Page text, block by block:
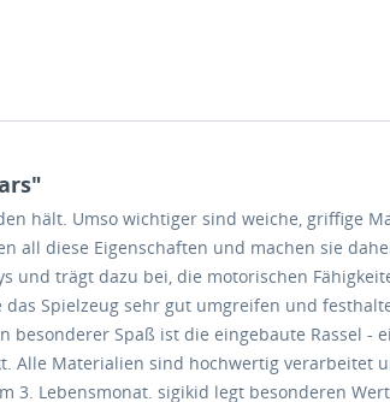
hält. Umso wichtiger sind weiche, griffige
all diese Eigenschaften und machen sie
und trägt dazu bei, die motorischen
Spielzeug sehr gut umgreifen und
Spaß ist die eingebaute Rassel -
Alle Materialien sind hochwertig verarbeitet
3. Lebensmonat. sigikid legt besonderen